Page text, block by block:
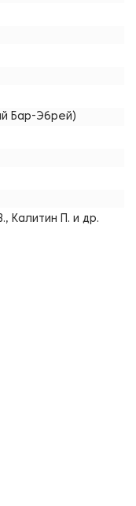
Бар-Эбрей)
Калитин П. и др.